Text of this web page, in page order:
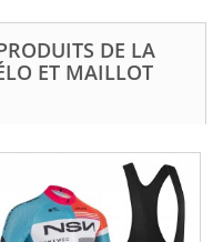
DE LA
ET MAILLOT